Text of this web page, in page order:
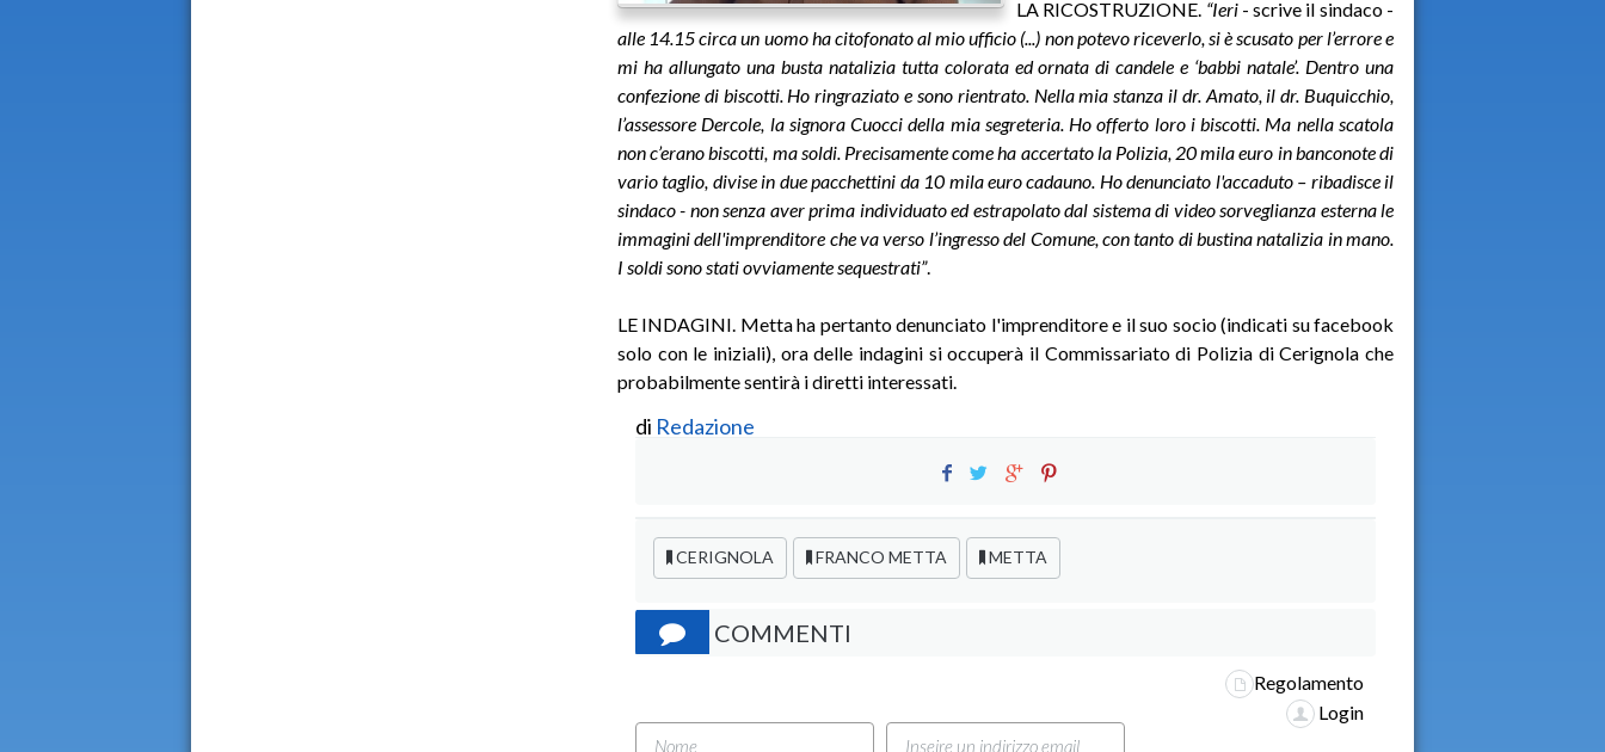
LA RICOSTRUZIONE. “Ieri - scrive il sindaco -
alle 14.15 circa un uomo ha citofonato al mio ufficio (...) non potevo riceverlo, si è scusato per l’errore e
mi ha allungato una busta natalizia tutta colorata ed ornata di candele e ‘babbi natale’. Dentro una
confezione di biscotti. Ho ringraziato e sono rientrato. Nella mia stanza il dr. Amato, il dr. Buquicchio,
l’assessore Dercole, la signora Cuocci della mia segreteria. Ho offerto loro i biscotti. Ma nella scatola
non c’erano biscotti, ma soldi. Precisamente come ha accertato la Polizia, 20 mila euro in banconote di
vario taglio, divise in due pacchettini da 10 mila euro cadauno. Ho denunciato l'accaduto – ribadisce il
sindaco - non senza aver prima individuato ed estrapolato dal sistema di video sorveglianza esterna le
immagini dell'imprenditore che va verso l’ingresso del Comune, con tanto di bustina natalizia in mano.
I soldi sono stati ovviamente sequestrati”.
LE INDAGINI. Metta ha pertanto denunciato l'imprenditore e il suo socio (indicati su facebook
solo con le iniziali), ora delle indagini si occuperà il Commissariato di Polizia di Cerignola che
probabilmente sentirà i diretti interessati.
di Redazione
CERIGNOLA FRANCO METTA METTA
COMMENTI
Regolamento
Login